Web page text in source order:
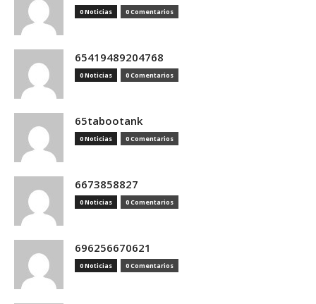
0 Noticias 0 Comentarios
65419489204768
0 Noticias 0 Comentarios
65tabootank
0 Noticias 0 Comentarios
6673858827
0 Noticias 0 Comentarios
696256670621
0 Noticias 0 Comentarios